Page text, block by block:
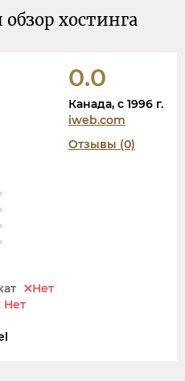
хостинга
0.0
Канада, c 1996 г.
iweb.com
Отзывы (0)
Нет
Нет